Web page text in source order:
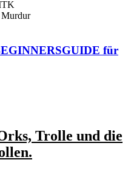
für
Trolle und die